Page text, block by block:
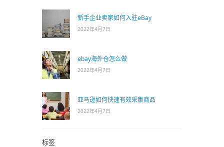
新手企业卖家如何入驻eBay
2022年4月7日
ebay海外仓怎么做
2022年4月7日
亚马逊如何快速有效采集商品
2022年4月7日
标签